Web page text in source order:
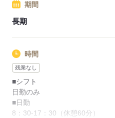
期間
長期
時間
残業なし
■シフト
日勤のみ
■日勤
8：30-17：30（休憩60分）